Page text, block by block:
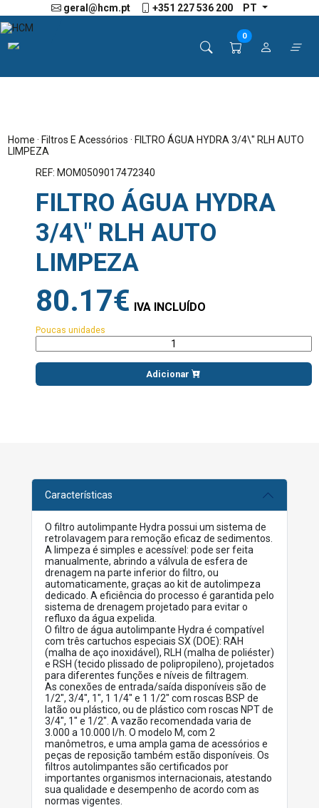
geral@hcm.pt +351 227 536 200 PT
0
Home · Filtros E Acessórios · FILTRO ÁGUA HYDRA 3/4\" RLH AUTO
LIMPEZA
REF: MOM0509017472340
FILTRO ÁGUA HYDRA
3/4\" RLH AUTO
LIMPEZA
80.17€IVA INCLUÍDO
Poucas unidades
Adicionar
Características
O filtro autolimpante Hydra possui um sistema de
retrolavagem para remoção eficaz de sedimentos.
A limpeza é simples e acessível: pode ser feita
manualmente, abrindo a válvula de esfera de
drenagem na parte inferior do filtro, ou
automaticamente, graças ao kit de autolimpeza
dedicado. A eficiência do processo é garantida pelo
sistema de drenagem projetado para evitar o
refluxo da água expelida.
O filtro de água autolimpante Hydra é compatível
com três cartuchos especiais SX (DOE): RAH
(malha de aço inoxidável), RLH (malha de poliéster)
e RSH (tecido plissado de polipropileno), projetados
para diferentes funções e níveis de filtragem.
As conexões de entrada/saída disponíveis são de
1/2", 3/4", 1", 1 1/4" e 1 1/2" com roscas BSP de
latão ou plástico, ou de plástico com roscas NPT de
3/4", 1" e 1/2". A vazão recomendada varia de
3.000 a 10.000 l/h. O modelo M, com 2
manômetros, e uma ampla gama de acessórios e
peças de reposição também estão disponíveis. Os
filtros autolimpantes são certificados por
importantes organismos internacionais, atestando
sua qualidade e desempenho de acordo com as
normas vigentes.